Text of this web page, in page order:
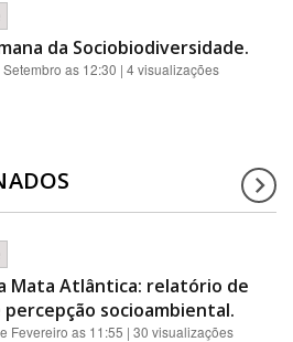
da Sociobiodiversidade.
as 12:30 | 4 visualizações
Mata Atlântica: relatório de
percepção socioambiental.
Fevereiro as 11:55 | 30 visualizações